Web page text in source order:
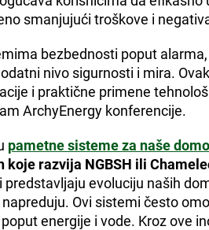
smanjujući troškove i
bezbednosti poput
nivo sigurnosti i mira.
i praktične primene
ArchyEnergy konferencije.
pametne sisteme za naše
koje razvija NGBSH ili
predstavljaju evoluciju naših
Ovi sistemi često
energije i vode. Kroz ove